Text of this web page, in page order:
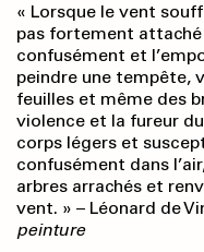
« Lorsque le vent
pas fortement attaché
confusément et
peindre une tempête,
feuilles et même des
violence et la fureur
corps légers et
confusément dans
arbres arrachés et
vent. » – Léonard de
peinture